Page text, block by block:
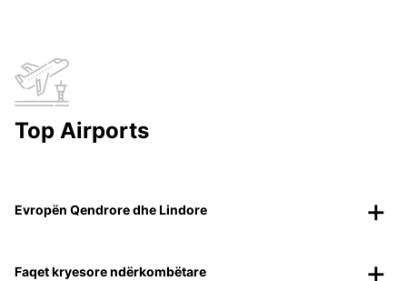
Top Airports
Evropën Qendrore dhe Lindore
Faqet kryesore ndërkombëtare